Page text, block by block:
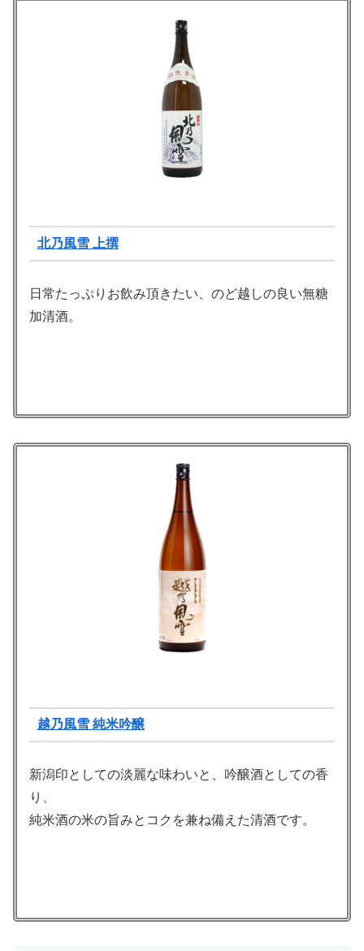
北乃風雪 上撰
日常たっぷりお飲み頂きたい、のど越しの良い無糖
加清酒。
越乃風雪 純米吟醸
新潟印としての淡麗な味わいと、吟醸酒としての香
り、
純米酒の米の旨みとコクを兼ね備えた清酒です。